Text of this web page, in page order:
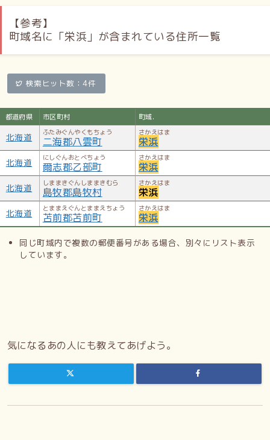
【参考】
町域名に「栄浜」が含まれている住所一覧
検索ヒット数：4件
都道府県 市区町村 町域.
北海道 ふたみぐんやくもちょう
二海郡八雲町
さかえはま
栄浜
北海道 にしぐんおとべちょう
爾志郡乙部町
さかえはま
栄浜
北海道 しままきぐんしままきむら
島牧郡島牧村
さかえはま
栄浜
北海道 とままえぐんとままえちょう
苫前郡苫前町
さかえはま
栄浜
同じ町域内で複数の郵便番号がある場合、別々にリスト表示
しています。
気になるあの人にも教えてあげよう。